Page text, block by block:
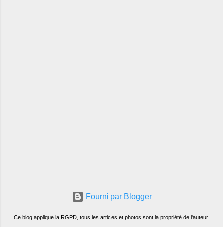
Fourni par Blogger
Ce blog applique la RGPD, tous les articles et photos sont la propriété de l'auteur.